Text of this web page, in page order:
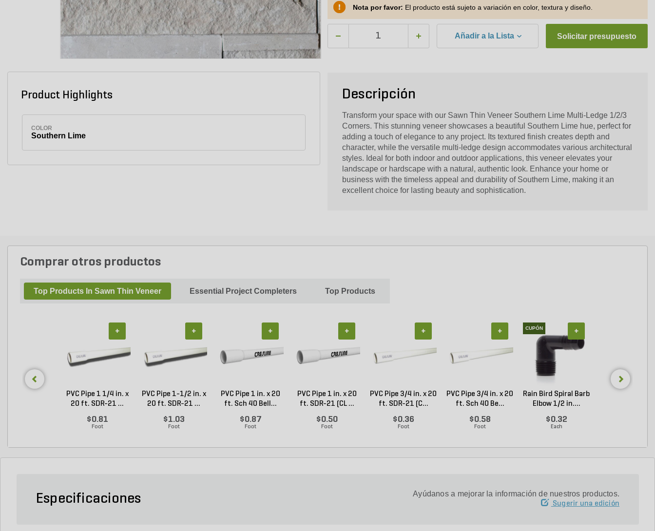
Product Highlights
COLOR
Southern Lime
Nota por favor: El producto está sujeto a variación en color, textura y diseño.
Añadir a la Lista Solicitar presupuesto
Descripción
Transform your space with our Sawn Thin Veneer Southern Lime Multi-Ledge 1/2/3
Corners. This stunning veneer showcases a beautiful Southern Lime hue, perfect for
adding a touch of elegance to any project. Its textured finish creates depth and
character, while the versatile multi-ledge design accommodates various architectural
styles. Ideal for both indoor and outdoor applications, this veneer elevates your
landscape or hardscape with a natural, authentic look. Enhance your home or
business with the timeless appeal and durability of Southern Lime, making it an
excellent choice for lasting beauty and sophistication.
Comprar otros productos
Top Products In Sawn Thin Veneer Essential Project Completers Top Products
PVC Pipe 1 1/4 in. x
20 ft. SDR-21 ...
$0.81
Foot
+
PVC Pipe 1-1/2 in. x
20 ft. SDR-21 ...
$1.03
Foot
+
PVC Pipe 1 in. x 20
ft. Sch 40 Bell...
$0.87
Foot
+
PVC Pipe 1 in. x 20
ft. SDR-21 (CL ...
$0.50
Foot
+
PVC Pipe 3/4 in. x 20
ft. SDR-21 (C...
$0.36
Foot
+
PVC Pipe 3/4 in. x 20
ft. Sch 40 Be...
$0.58
Foot
+ CUPÓN
Rain Bird Spiral Barb
Elbow 1/2 in....
$0.32
Each
+
Especificaciones Ayúdanos a mejorar la información de nuestros productos.
Sugerir una edición